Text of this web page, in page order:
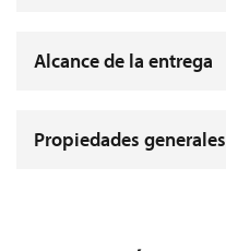
Alcance de la entrega
Propiedades generales